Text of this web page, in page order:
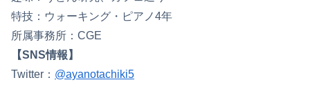
特技：ウォーキング・ピアノ4年
所属事務所：CGE
【SNS情報】
Twitter： @ayanotachiki5